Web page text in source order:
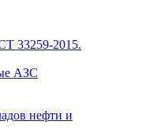
33259-2015.
АЗС
нефти и